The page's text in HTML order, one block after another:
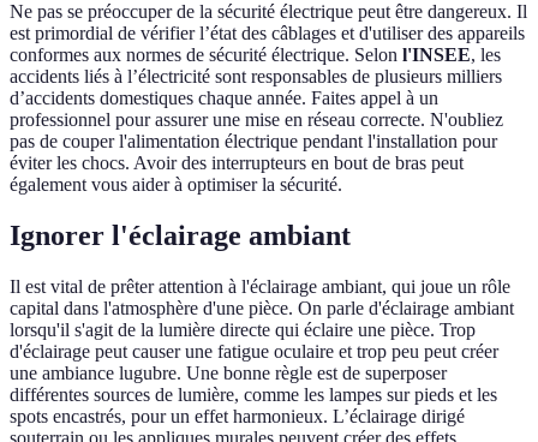
Ne pas se préoccuper de la sécurité électrique peut être dangereux. Il
est primordial de vérifier l’état des câblages et d'utiliser des appareils
conformes aux normes de sécurité électrique. Selon l'INSEE, les
accidents liés à l’électricité sont responsables de plusieurs milliers
d’accidents domestiques chaque année. Faites appel à un
professionnel pour assurer une mise en réseau correcte. N'oubliez
pas de couper l'alimentation électrique pendant l'installation pour
éviter les chocs. Avoir des interrupteurs en bout de bras peut
également vous aider à optimiser la sécurité.
Ignorer l'éclairage ambiant
Il est vital de prêter attention à l'éclairage ambiant, qui joue un rôle
capital dans l'atmosphère d'une pièce. On parle d'éclairage ambiant
lorsqu'il s'agit de la lumière directe qui éclaire une pièce. Trop
d'éclairage peut causer une fatigue oculaire et trop peu peut créer
une ambiance lugubre. Une bonne règle est de superposer
différentes sources de lumière, comme les lampes sur pieds et les
spots encastrés, pour un effet harmonieux. L’éclairage dirigé
souterrain ou les appliques murales peuvent créer des effets